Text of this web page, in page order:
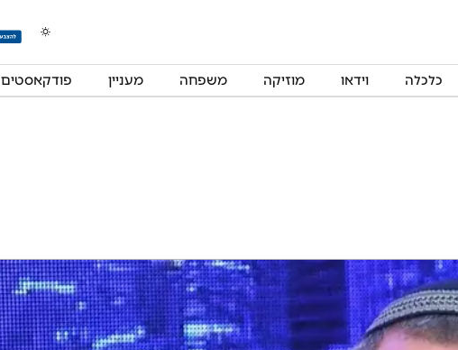
כלכלה וידאו מוזיקה משפחה מעניין פודקאסטים